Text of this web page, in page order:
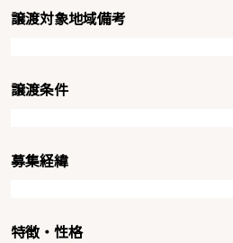
譲渡対象地域備考
譲渡条件
募集経緯
特徴・性格